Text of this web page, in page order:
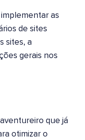
as
de sites
sites, a
gerais nos
que já
otimizar o